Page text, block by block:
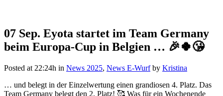
07 Sep. Eyota startet im Team Germany
beim Europa-Cup in Belgien … 🎉🍀😘
Posted at 22:24h in News 2025, News E-Wurf by Kristina
… und belegt in der Einzelwertung einen grandiosen 4. Platz. Das
Team Germany belegt den 2. Platz! 🥰 Was für ein Wochenende